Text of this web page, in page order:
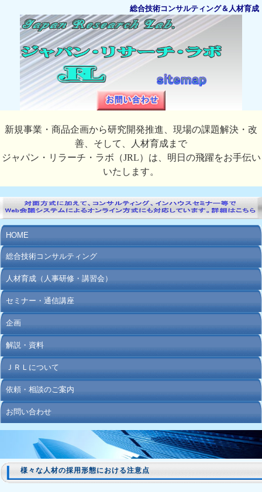
総合技術コンサルティング＆人材育成
新規事業・商品企画から研究開発推進、現場の課題解決・改
善、そして、人材育成まで
ジャパン・リラーチ・ラボ（JRL）は、明日の飛躍をお手伝い
いたします。
HOME
総合技術コンサルティング
人材育成（人事研修・講習会）
セミナー・通信講座
企画
解説・資料
ＪＲＬについて
依頼・相談のご案内
お問い合わせ
様々な人材の採用形態における注意点